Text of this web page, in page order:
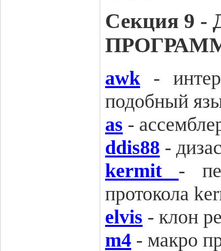
Секция 9
awk -
подобный
as -
ddis88 -
kermit -
протокола
elvis - клон
m4 - макро